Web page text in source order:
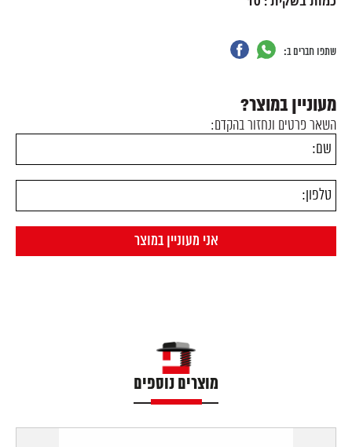
שתפו חברים ב:
מעוניין במוצר?
השאר פרטים ונחזור בהקדם:
מוצרים נוספים